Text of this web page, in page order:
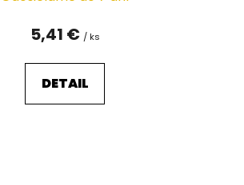
5,41 € / ks
DETAIL